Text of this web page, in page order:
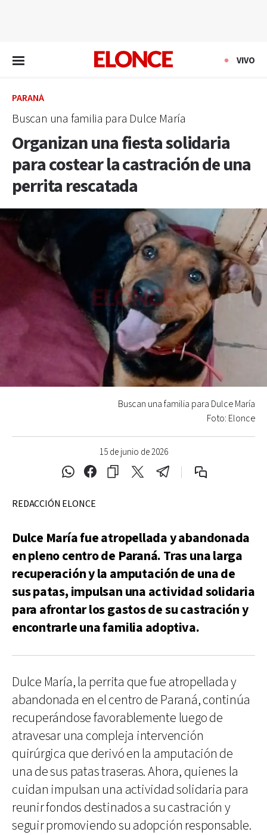
VIVO
PARANÁ
Buscan una familia para Dulce María
Organizan una fiesta solidaria
para costear la castración de una
perrita rescatada
15 de junio de 2026
Buscan una familia para Dulce María
Foto: Elonce
REDACCIÓN ELONCE
Dulce María fue atropellada y abandonada
en pleno centro de Paraná. Tras una larga
recuperación y la amputación de una de
sus patas, impulsan una actividad solidaria
para afrontar los gastos de su castración y
encontrarle una familia adoptiva.
Dulce María, la perrita que fue atropellada y
abandonada en el centro de Paraná, continúa
recuperándose favorablemente luego de
atravesar una compleja intervención
quirúrgica que derivó en la amputación de
una de sus patas traseras. Ahora, quienes la
cuidan impulsan una actividad solidaria para
reunir fondos destinados a su castración y
seguir promoviendo su adopción responsable.